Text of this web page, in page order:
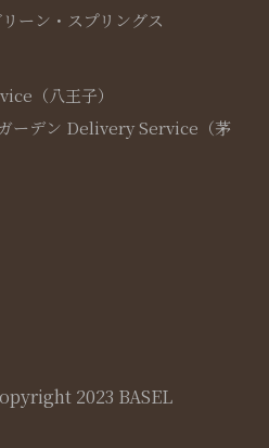
ーン・スプリングス
（八王子）
ーデン Delivery Service（茅
2023 BASEL